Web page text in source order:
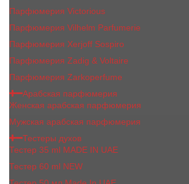
Парфюмерия Victorious
Парфюмерия Vilhelm Parfumerie
Парфюмерия Xerjoff Sospiro
Парфюмерия Zadig & Voltaire
Парфюмерия Zarkoperfume
Арабская парфюмерия
Женская арабская парфюмерия
Мужская арабская парфюмерия
Тестеры духов
Тестер 35 ml MADE IN UAE
Тестер 60 ml NEW